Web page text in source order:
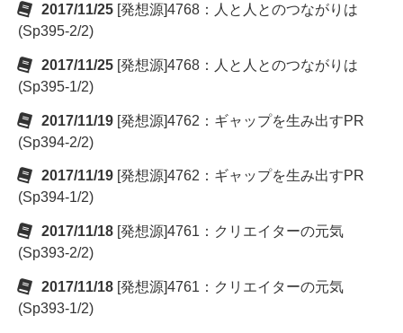
2017/11/25 [発想源]4768：人と人とのつながりは
(Sp395-2/2)
2017/11/25 [発想源]4768：人と人とのつながりは
(Sp395-1/2)
2017/11/19 [発想源]4762：ギャップを生み出すPR
(Sp394-2/2)
2017/11/19 [発想源]4762：ギャップを生み出すPR
(Sp394-1/2)
2017/11/18 [発想源]4761：クリエイターの元気
(Sp393-2/2)
2017/11/18 [発想源]4761：クリエイターの元気
(Sp393-1/2)